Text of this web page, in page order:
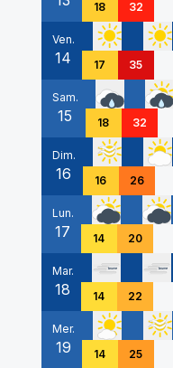
18 32
Ven.
14 17 35
Sam.
15 18 32
Dim.
16 16 26
Lun.
17 14 20
Mar.
18 14 22
Mer.
19 14 25